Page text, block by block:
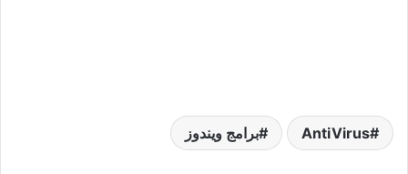
AntiVirus برامج ويندوز